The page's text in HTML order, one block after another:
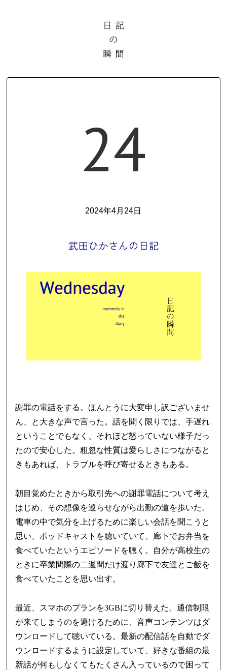
24
2024年4月24日
武田ひかさんの日記
謝罪の電話をする。ほんとうに大変申し訳ございませ
ん、と大きな声で言った。話を聞く限りでは、手遅れ
ということでもなく、それほど怒っていない様子だっ
たので安心した。粗忽な性質は愛らしさにつながると
きもあれば、トラブルを呼び寄せるときもある。
朝目覚めたときから取引先への謝罪電話について考え
はじめ、その想像を巡らせながら出勤の道を歩いた。
電車の中で気分を上げるために楽しい会話を聞こうと
思い、ポッドキャストを聴いていて、廊下でお弁当を
食べていたというエピソードを聴く。自分が高校生の
ときに卒業間際の二週間だけ渡り廊下で友達とご飯を
食べていたことを思い出す。
最近、スマホのプランを3GBに切り替えた。通信制限
が来てしまうのを避けるために、音声コンテンツはダ
ウンロードして聴いている。最新の配信話を自動でダ
ウンロードするように設定していて、好きな番組の最
新話が何もしなくてもたくさん入っているので困って